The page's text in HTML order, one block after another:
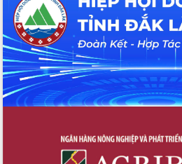
Bệnh án điện tử thúc đẩy chuyển đổi
số y tế tại Đắk Lắk
Chuyển đổi số thư viện: Mở rộng
không gian tri thức trong thời đại số
Đánh giá, rút kinh nghiệm công tác tổ
chức diễn tập trước ngày bầu cử
Chương trình “Gặp gỡ hữu nghị –
Bầu cử Quốc hội và HĐND: Cử tri Đắk
Lắk gửi gắm niềm tin, kỳ vọng vào lá